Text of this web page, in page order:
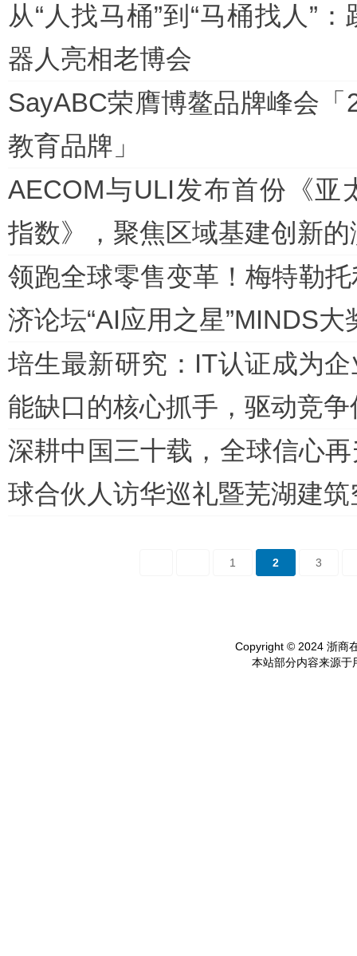
从“人找马桶”到“马桶找人”
器人亮相老博会
SayABC荣膺博鳌品牌峰会「
教育品牌」
AECOM与ULI发布首份《亚
指数》，聚焦区域基建创新
领跑全球零售变革！梅特勒
济论坛“AI应用之星”MINDS大
培生最新研究：IT认证成为
能缺口的核心抓手，驱动竞
深耕中国三十载，全球信心
球合伙人访华巡礼暨芜湖建
1 2 3
Copyright © 2024 浙商
本站部分内容来源于